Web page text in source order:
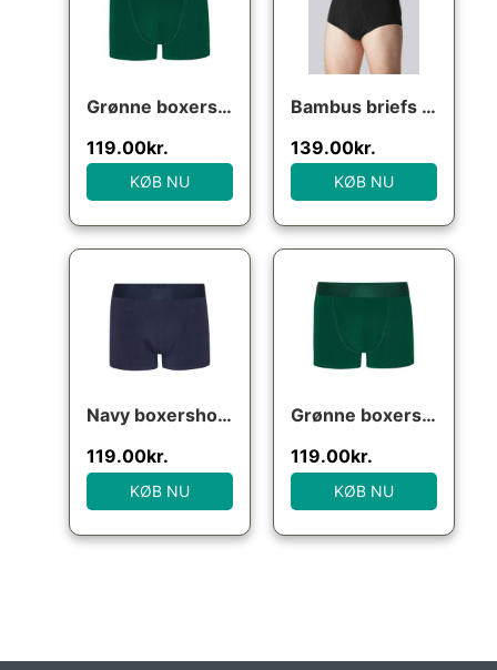
Grønne boxershorts (bambus), str. 4XL
119.00kr.
KØB NU
Bambus briefs i sort til mænd
139.00kr.
KØB NU
Navy boxershorts (bambus), str. XL
119.00kr.
KØB NU
Grønne boxershorts (bambus), str. medium
119.00kr.
KØB NU